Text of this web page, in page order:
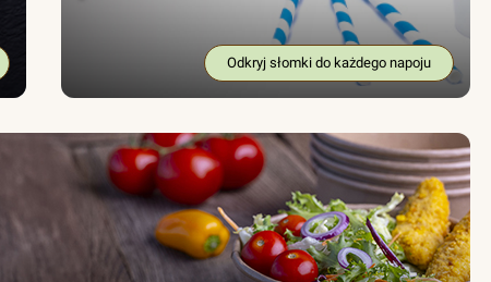
Odkryj słomki do każdego napoju